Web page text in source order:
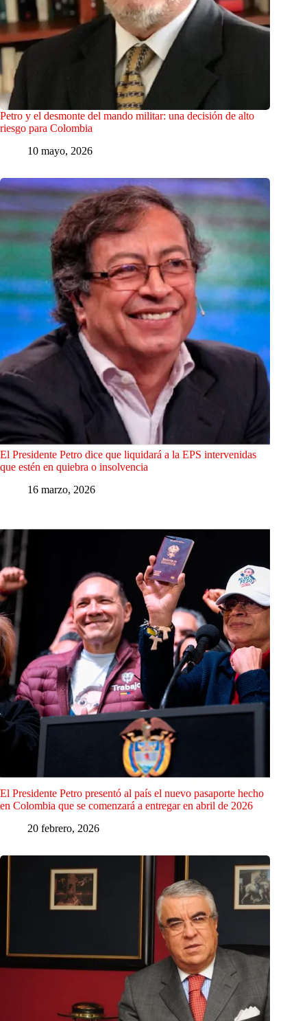
Petro y el desmonte del mando militar: una decisión de alto
riesgo para Colombia
10 mayo, 2026
El Presidente Petro dice que liquidará a la EPS intervenidas
que estén en quiebra o insolvencia
16 marzo, 2026
El Presidente Petro presentó al país el nuevo pasaporte hecho
en Colombia que se comenzará a entregar en abril de 2026
20 febrero, 2026